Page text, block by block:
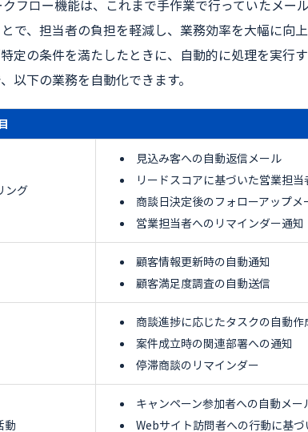
フロー機能は、これまで手作業で行っていたメー
で、担当者の負担を軽減し、業務効率を大幅に向
定の条件を満たしたときに、自動的に処理を実行
以下の業務を自動化できます。
ング
見込み客への自動返信メール
リードスコアに基づいた営業担
商談日決定後のフォローアップメ
営業担当者へのリマインダー通知
顧客情報更新時の自動通知
顧客満足度調査の自動送信
商談進捗に応じたタスクの自動作
案件成立時の関連部署への通知
停滞商談のリマインダー
動
キャンペーン参加者への自動メー
Webサイト訪問者への行動に基